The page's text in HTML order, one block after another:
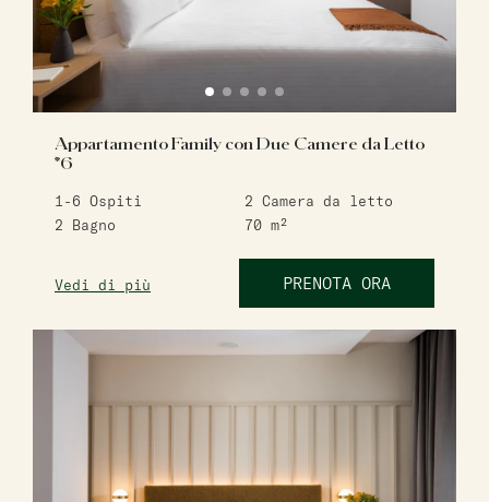
Appartamento Family con Due Camere da Letto
*6
1-6 Ospiti 2 Camera da letto
2 Bagno 70 m²
Vedi di più PRENOTA ORA